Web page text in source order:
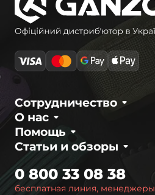
О нас
Сотрудничество
Статьи и обзоры
Помощь
бесплатная линия, менеджеры
0 800 33 08 38